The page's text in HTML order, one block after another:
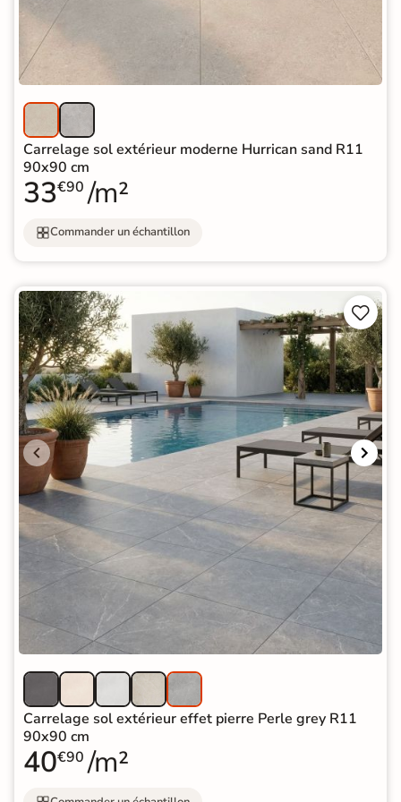
Carrelage sol extérieur moderne Hurrican sand R11
90x90 cm
33€90 /m²
Commander un échantillon


Carrelage sol extérieur effet pierre Perle grey R11
90x90 cm
40€90 /m²